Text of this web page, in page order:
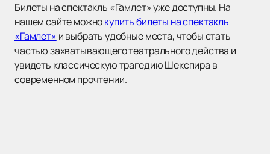
Билеты на спектакль «Гамлет» уже доступны. На
нашем сайте можнокупить билеты на спектакль
«Гамлет» и выбрать удобные места, чтобы стать
частью захватывающего театрального действа и
увидеть классическую трагедию Шекспира в
современном прочтении.